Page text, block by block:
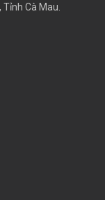
Cà Mau.